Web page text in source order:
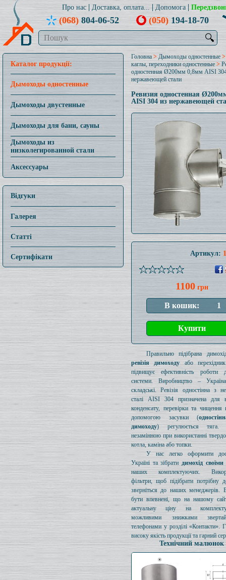
Про нас Доставка, оплата... Допомога
(068)804-06-52 (050)194-18-70
🔍
Каталог продукції:
Дымоходы одностенные
Дымоходы двустенные
Дымоходы для бани, сауны
Дымоходы из
низколегированной стали
Аксессуары
Відгуки
Галерея
Статті
Сертифікати
Головна > Дымоходы одностенные
каглы, переходники одностенные>
одностенная Ø200мм 0,8мм AISI
нержавеющей стали
Ревизия одностенная
AISI 304 из нержавеющей
Артикул:
1100грн
Правильно підібрана
ревізія димоходу або
підвищує ефективність роботи
системи. Виробництво –
складські. Ревізія одностінна з
сталі AISI 304 призначена для
конденсату, перевірки та чищення
допомогою засувки (
димоходу) регулюється
незамінною при використанні
котла, каміна або топки.
У нас легко оформити
Україні та зібрати димохід
наших комплектуючих.
фільтри, щоб підібрати потрібну
зверніться до наших менеджерів.
бути впевнені, що на нашому
актуальну ціну на
можливими знижками
телефонами у розділі «Контакти».
високу якість продукції та гарний
Технічний малюнок